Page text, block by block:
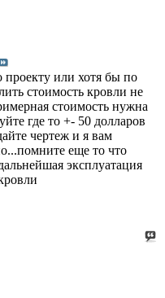
проекту или хотя бы по
стоимость кровли не
стоимость нужна
где то +- 50 долларов
чертеж и я вам
еще то что
эксплуатация